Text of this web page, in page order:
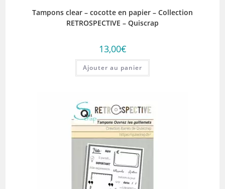
Tampons clear – cocotte en papier – Collection
RETROSPECTIVE – Quiscrap
13,00€
Ajouter au panier